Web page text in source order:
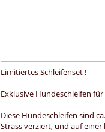
Limitiertes Schleifenset !
Exklusive Hundeschleifen für
Diese Hundeschleifen sind
Strass verziert, und auf